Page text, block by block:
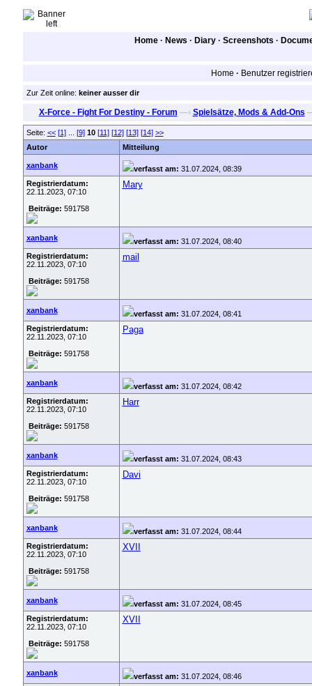
Home · News · Diary · Screenshots ·
Home · Benutzer
Zur Zeit online: keiner ausser dir
X-Force - Fight For Destiny - Forum —› Spielsätze, Mods & Add-Ons
Seite: << [1]... [9] 10 [11] [12] [13] [14] >>
Autor
Mitteilung
xanbank verfasst am: 31.07.2024, 08:39
Registrierdatum:
22.11.2023, 07:10
Beiträge: 591758
Mary
xanbank verfasst am: 31.07.2024, 08:40
Registrierdatum:
22.11.2023, 07:10
Beiträge: 591758
mail
xanbank verfasst am: 31.07.2024, 08:41
Registrierdatum:
22.11.2023, 07:10
Beiträge: 591758
Paga
xanbank verfasst am: 31.07.2024, 08:42
Registrierdatum:
22.11.2023, 07:10
Beiträge: 591758
Harr
xanbank verfasst am: 31.07.2024, 08:43
Registrierdatum:
22.11.2023, 07:10
Beiträge: 591758
Davi
xanbank verfasst am: 31.07.2024, 08:44
Registrierdatum:
22.11.2023, 07:10
Beiträge: 591758
XVII
xanbank verfasst am: 31.07.2024, 08:45
Registrierdatum:
22.11.2023, 07:10
Beiträge: 591758
XVII
xanbank verfasst am: 31.07.2024, 08:46